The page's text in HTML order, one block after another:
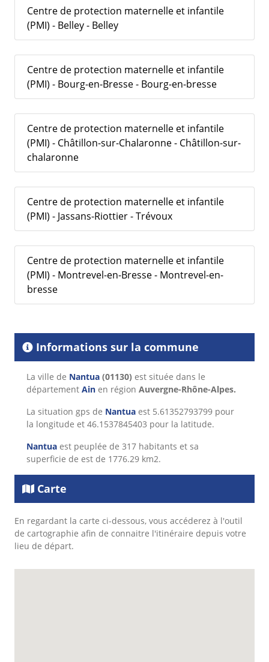
Centre de protection maternelle et infantile
(PMI) - Belley - Belley
Centre de protection maternelle et infantile
(PMI) - Bourg-en-Bresse - Bourg-en-bresse
Centre de protection maternelle et infantile
(PMI) - Châtillon-sur-Chalaronne - Châtillon-sur-
chalaronne
Centre de protection maternelle et infantile
(PMI) - Jassans-Riottier - Trévoux
Centre de protection maternelle et infantile
(PMI) - Montrevel-en-Bresse - Montrevel-en-
bresse
Informations sur la commune
La ville de Nantua (01130) est située dans le
département Ain en région Auvergne-Rhône-Alpes.
La situation gps de Nantua est 5.61352793799 pour
la longitude et 46.1537845403 pour la latitude.
Nantua est peuplée de 317 habitants et sa
superficie de est de 1776.29 km2.
Carte
En regardant la carte ci-dessous, vous accéderez à l'outil
de cartographie afin de connaitre l'itinéraire depuis votre
lieu de départ.